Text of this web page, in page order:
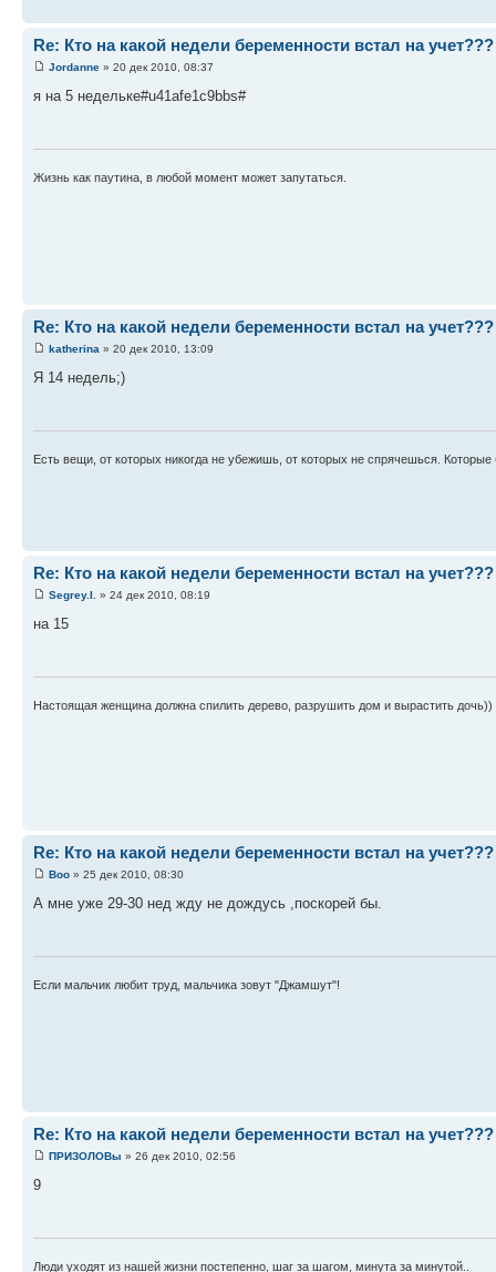
Re: Кто на какой недели беременности встал на учет???
Jordanne » 20 дек 2010, 08:37
я на 5 недельке#u41afe1c9bbs#
Жизнь как паутина, в любой момент может запутаться.
Re: Кто на какой недели беременности встал на учет???
katherina » 20 дек 2010, 13:09
Я 14 недель;)
Есть вещи, от которых никогда не убежишь, от которых не спрячешься. Которые
Re: Кто на какой недели беременности встал на учет???
Segrey.I. » 24 дек 2010, 08:19
на 15
Настоящая женщина должна спилить дерево, разрушить дом и вырастить дочь))
Re: Кто на какой недели беременности встал на учет???
Boo » 25 дек 2010, 08:30
А мне уже 29-30 нед жду не дождусь ,поскорей бы.
Если мальчик любит труд, мальчика зовут "Джамшут"!
Re: Кто на какой недели беременности встал на учет???
ПРИЗОЛОВы » 26 дек 2010, 02:56
9
Люди уходят из нашей жизни постепенно, шаг за шагом, минута за минутой..